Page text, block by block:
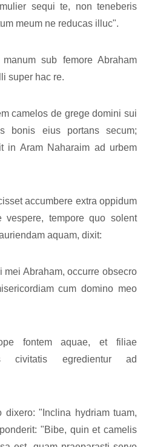
sequi te, non teneberis
meum ne reducas illuc".
sub femore Abraham
super hac re.
camelos de grege domini sui
bonis eius portans secum;
in Aram Naharaim ad urbem
accumbere extra oppidum
vespere, tempore quo solent
aquam, dixit:
mei Abraham, occurre obsecro
cum domino meo
fontem aquae, et filiae
civitatis egredientur ad
dixero: "Inclina hydriam tuam,
"Bibe, quin et camelis